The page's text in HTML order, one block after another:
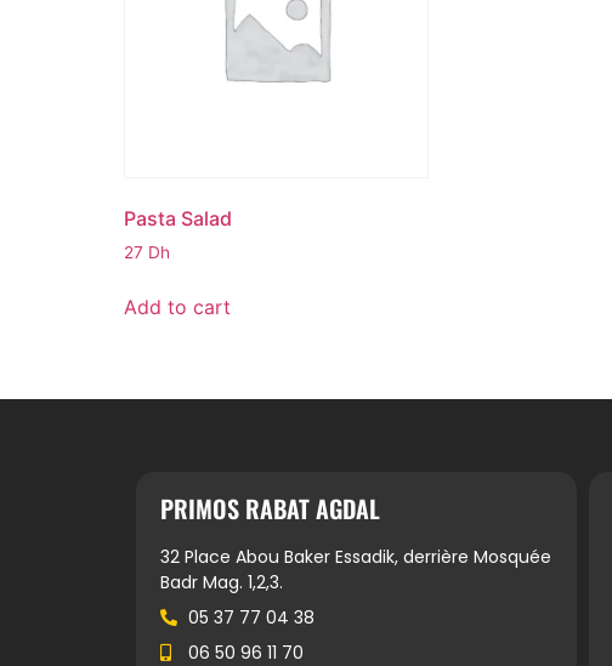
Pasta Salad
27 Dh
Add to cart
PRIMOS RABAT AGDAL
32 Place Abou Baker Essadik, derrière Mosquée
Badr Mag. 1,2,3.
05 37 77 04 38
06 50 96 11 70